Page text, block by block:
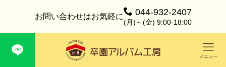
お問い合わせはお気軽に 044-932-2407
(月)～(金) 9:00-18:00
メニュー